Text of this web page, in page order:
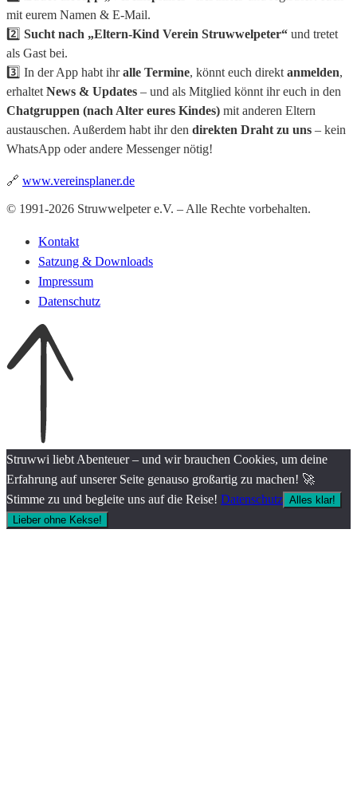
mit eurem Namen & E-Mail.
2️⃣ Sucht nach „Eltern-Kind Verein Struwwelpeter“ und tretet
als Gast bei.
3️⃣ In der App habt ihralle Termine, könnt euch direkt anmelden,
erhaltet News & Updates – und als Mitglied könnt ihr euch in den
Chatgruppen (nach Alter eures Kindes) mit anderen Eltern
austauschen. Außerdem habt ihr den direkten Draht zu uns – kein
WhatsApp oder andere Messenger nötig!
🔗 www.vereinsplaner.de
© 1991-2026 Struwwelpeter e.V. – Alle Rechte vorbehalten.
Kontakt
Satzung & Downloads
Impressum
Datenschutz
Struwwi liebt Abenteuer – und wir brauchen Cookies, um deine
Erfahrung auf unserer Seite genauso großartig zu machen! 🚀
Stimme zu und begleite uns auf die Reise! Datenschutz Alles klar!
Lieber ohne Kekse!